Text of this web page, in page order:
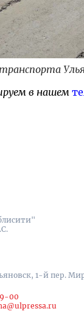
в нашем
1-й пер.
00